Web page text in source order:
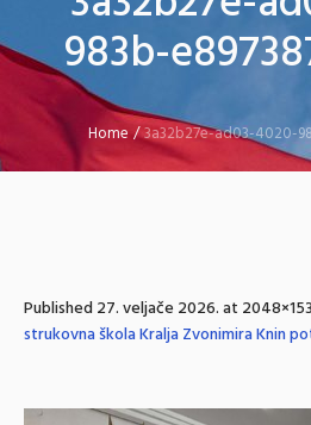
983b-
Home /3a32b27e-ad03-4020-
Published27. veljače 2026.at
strukovna škola Kralja Zvonimira Knin